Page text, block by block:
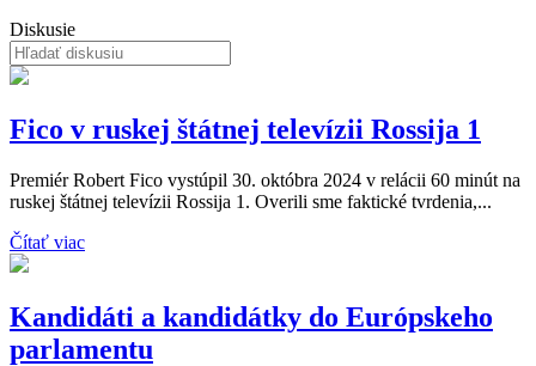
Diskusie
Fico v ruskej štátnej televízii Rossija 1
Premiér Robert Fico vystúpil 30. októbra 2024 v relácii 60 minút na
ruskej štátnej televízii Rossija 1. Overili sme faktické tvrdenia,...
Čítať viac
Kandidáti a kandidátky do Európskeho
parlamentu